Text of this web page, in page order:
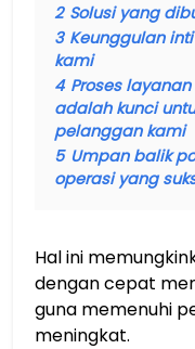
2 Solusi yang
3 Keunggulan
kami
4 Proses
adalah kunci
pelanggan kami
5 Umpan balik
operasi yang
Hal ini
dengan cepat
guna memenuhi
meningkat.